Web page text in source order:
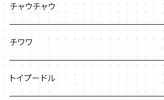
バッグ
Tシャツ
ケース
チャウチャウ
Tシャツ
バッグ
チワワ
Tシャツ
トイプードル